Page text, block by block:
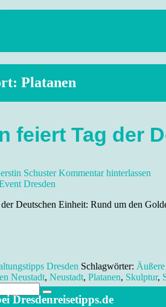
Sehenswürdigkeiten, Ausflugsziele
Platanen
feiert Tag der
Schuster Kommentar hinterlassen
Deutschen Einheit: Rund um den
Dresden Schlagwörter:
Neustadt, Neustadt, Platanen, Skulptur,
Dresdenreisetipps.de